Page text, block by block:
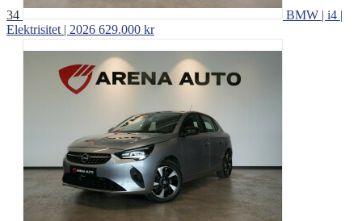
34
BMW | i4 |
Elektrisitet | 2026 629.000 kr